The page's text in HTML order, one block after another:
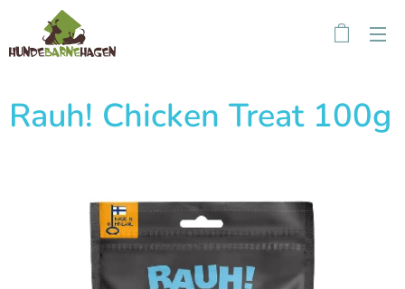
Rauh! Chicken Treat 100g